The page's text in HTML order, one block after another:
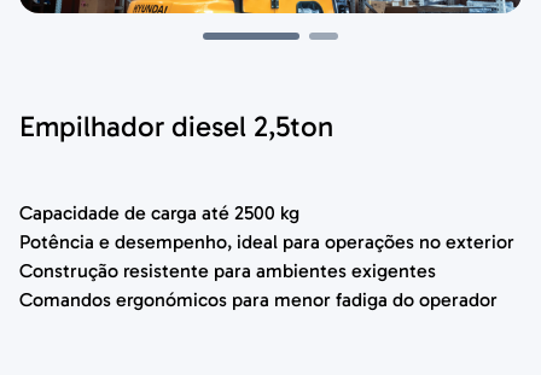
Empilhador diesel 2,5ton
Capacidade de carga até 2500 kg
Potência e desempenho, ideal para operações no exterior
Construção resistente para ambientes exigentes
Comandos ergonómicos para menor fadiga do operador